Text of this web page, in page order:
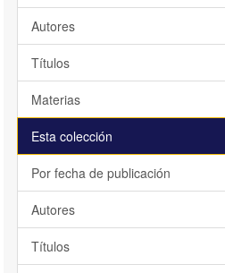
Autores
Títulos
Materias
Esta colección
Por fecha de publicación
Autores
Títulos